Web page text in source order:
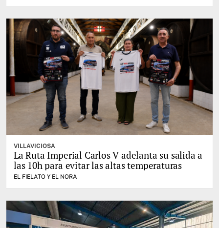
VILLAVICIOSA
La Ruta Imperial Carlos V adelanta su salida a
las 10h para evitar las altas temperaturas
EL FIELATO Y EL NORA